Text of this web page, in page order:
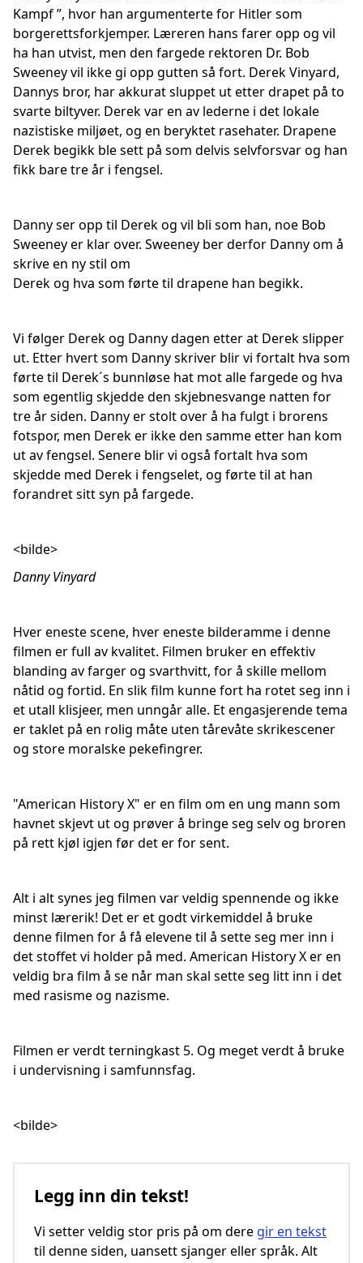
Kampf ”, hvor han argumenterte for Hitler som
borgerettsforkjemper. Læreren hans farer opp og vil
ha han utvist, men den fargede rektoren Dr. Bob
Sweeney vil ikke gi opp gutten så fort. Derek Vinyard,
Dannys bror, har akkurat sluppet ut etter drapet på to
svarte biltyver. Derek var en av lederne i det lokale
nazistiske miljøet, og en beryktet rasehater. Drapene
Derek begikk ble sett på som delvis selvforsvar og han
fikk bare tre år i fengsel.
Danny ser opp til Derek og vil bli som han, noe Bob
Sweeney er klar over. Sweeney ber derfor Danny om å
skrive en ny stil om
Derek og hva som førte til drapene han begikk.
Vi følger Derek og Danny dagen etter at Derek slipper
ut. Etter hvert som Danny skriver blir vi fortalt hva som
førte til Derek´s bunnløse hat mot alle fargede og hva
som egentlig skjedde den skjebnesvange natten for
tre år siden. Danny er stolt over å ha fulgt i brorens
fotspor, men Derek er ikke den samme etter han kom
ut av fengsel. Senere blir vi også fortalt hva som
skjedde med Derek i fengselet, og førte til at han
forandret sitt syn på fargede.
<bilde>
Danny Vinyard
Hver eneste scene, hver eneste bilderamme i denne
filmen er full av kvalitet. Filmen bruker en effektiv
blanding av farger og svarthvitt, for å skille mellom
nåtid og fortid. En slik film kunne fort ha rotet seg inn i
et utall klisjeer, men unngår alle. Et engasjerende tema
er taklet på en rolig måte uten tårevåte skrikescener
og store moralske pekefingrer.
"American History X" er en film om en ung mann som
havnet skjevt ut og prøver å bringe seg selv og broren
på rett kjøl igjen før det er for sent.
Alt i alt synes jeg filmen var veldig spennende og ikke
minst lærerik! Det er et godt virkemiddel å bruke
denne filmen for å få elevene til å sette seg mer inn i
det stoffet vi holder på med. American History X er en
veldig bra film å se når man skal sette seg litt inn i det
med rasisme og nazisme.
Filmen er verdt terningkast 5. Og meget verdt å bruke
i undervisning i samfunnsfag.
<bilde>
Legg inn din tekst!
Vi setter veldig stor pris på om dere gir en tekst
til denne siden, uansett sjanger eller språk. Alt